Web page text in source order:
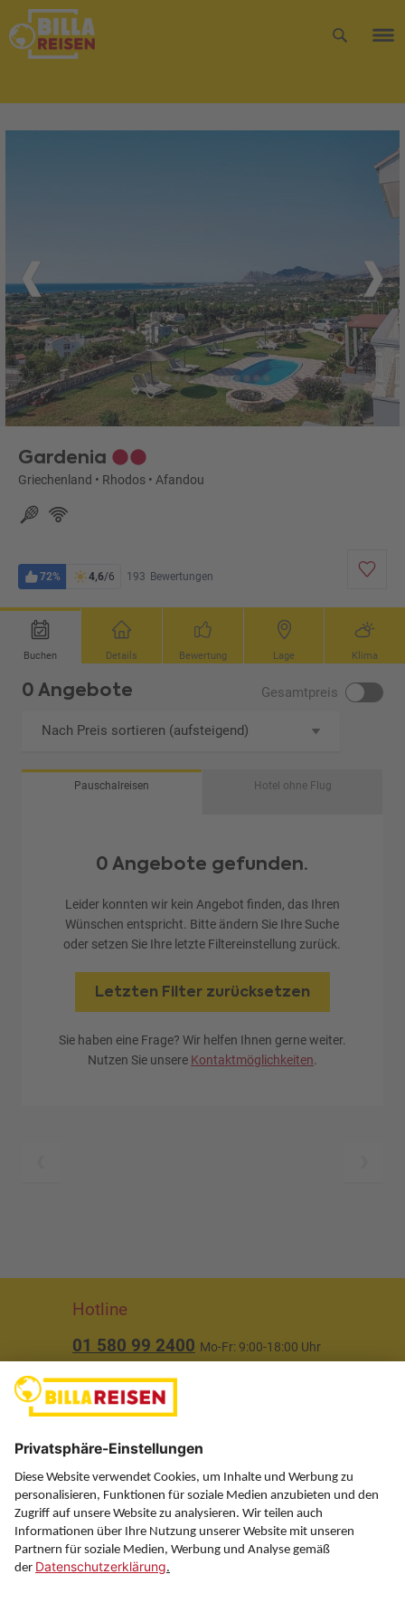
Gardenia
Griechenland • Rhodos • Afandou
72% 4,6/6 193 Bewertungen
Buchen Details Bewertung Lage Klima
0 Angebote Gesamtpreis
Nach Preis sortieren (aufsteigend)
Pauschalreisen Hotel ohne Flug
0 Angebote gefunden.
Leider konnten wir kein Angebot finden, das Ihren
Wünschen entspricht. Bitte ändern Sie Ihre Suche
oder setzen Sie Ihre letzte Filtereinstellung zurück.
Letzten Filter zurücksetzen
Sie haben eine Frage? Wir helfen Ihnen gerne weiter.
Nutzen Sie unsere Kontaktmöglichkeiten.
Hotline
01 580 99 2400 Mo-Fr: 9:00-18:00 Uhr
Über uns
Service
Information
Folgen Sie uns auf